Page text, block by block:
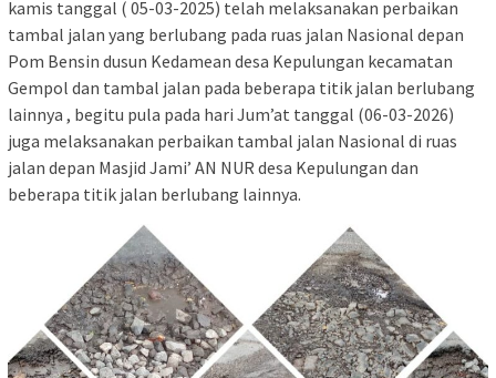
kamis tanggal ( 05-03-2025) telah melaksanakan perbaikan
tambal jalan yang berlubang pada ruas jalan Nasional depan
Pom Bensin dusun Kedamean desa Kepulungan kecamatan
Gempol dan tambal jalan pada beberapa titik jalan berlubang
lainnya , begitu pula pada hari Jum’at tanggal (06-03-2026)
juga melaksanakan perbaikan tambal jalan Nasional di ruas
jalan depan Masjid Jami’ AN NUR desa Kepulungan dan
beberapa titik jalan berlubang lainnya.